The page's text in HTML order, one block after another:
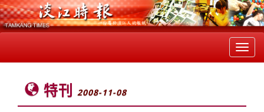
特刊 2008-11-08